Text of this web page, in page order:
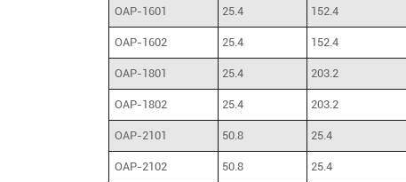
OAP-1601 25.4 152.4
OAP-1602 25.4 152.4
OAP-1801 25.4 203.2
OAP-1802 25.4 203.2
OAP-2101 50.8 25.4
OAP-2102 50.8 25.4